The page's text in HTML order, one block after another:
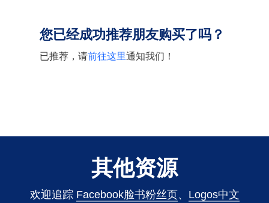
您已经成功推荐朋友购买了吗？
已推荐，请前往这里通知我们！
其他资源
欢迎追踪 Facebook脸书粉丝页、 Logos中文